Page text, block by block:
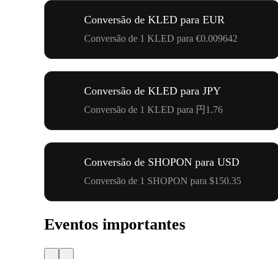
Conversão de KLED para EUR
Conversão de 1 KLED para €0.009642
Conversão de KLED para JPY
Conversão de 1 KLED para 円1.76
Conversão de SHOPON para USD
Conversão de 1 SHOPON para $150.35
Eventos importantes